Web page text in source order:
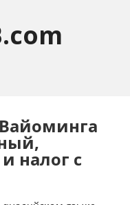
налог с